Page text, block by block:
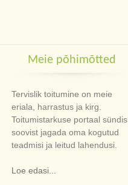
Meie põhimõtted
Tervislik toitumine on meie
eriala, harrastus ja kirg.
Toitumistarkuse portaal sündis
soovist jagada oma kogutud
teadmisi ja leitud lahendusi.
Loe edasi...